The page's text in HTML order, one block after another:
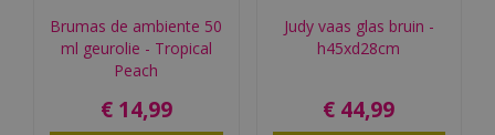
Brumas de ambiente 50
ml geurolie - Tropical
Peach
€ 14,99
Judy vaas glas bruin -
h45xd28cm
€ 44,99